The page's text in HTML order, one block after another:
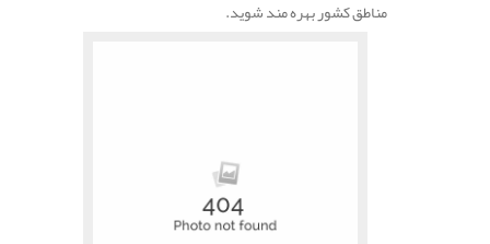
مناطق کشور بهره مند شوید.